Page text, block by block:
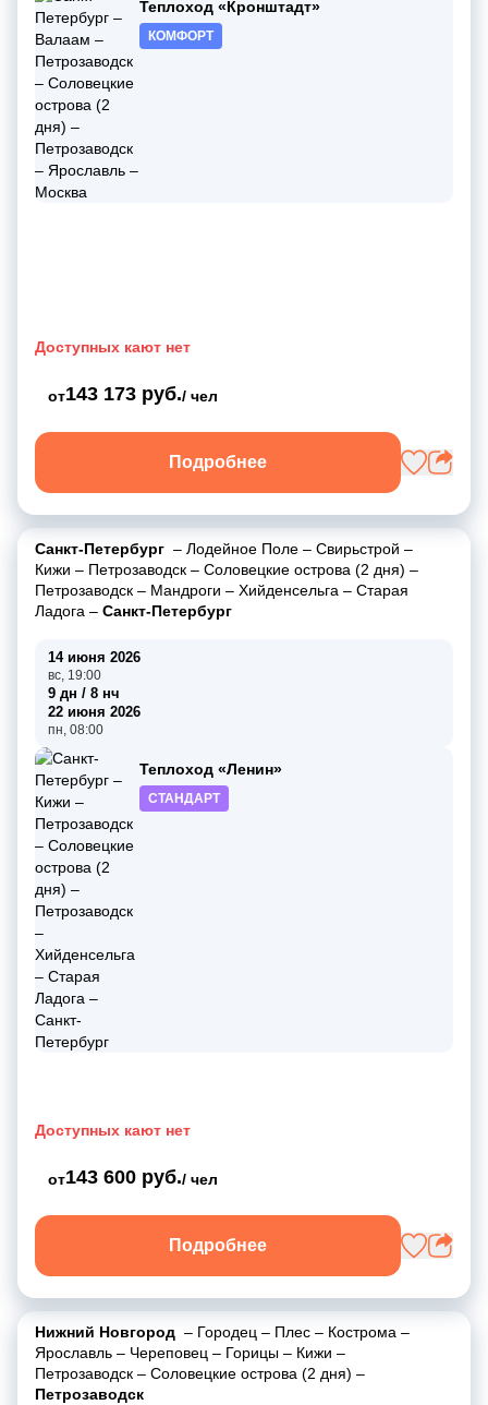
Теплоход «Кронштадт»
КОМФОРТ
Доступных кают нет
от143 173 руб./ чел
Подробнее
Санкт-Петербург – Лодейное Поле – Свирьстрой –
Кижи – Петрозаводск – Соловецкие острова (2 дня) –
Петрозаводск – Мандроги – Хийденсельга – Старая
Ладога – Санкт-Петербург
14 июня 2026
вс, 19:00
9 дн / 8 нч
22 июня 2026
пн, 08:00
Теплоход «Ленин»
СТАНДАРТ
Доступных кают нет
от143 600 руб./ чел
Подробнее
Нижний Новгород – Городец – Плес – Кострома –
Ярославль – Череповец – Горицы – Кижи –
Петрозаводск – Соловецкие острова (2 дня) –
Петрозаводск